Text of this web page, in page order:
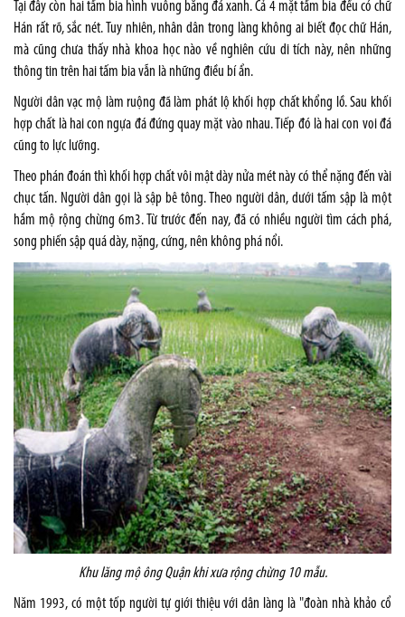
Tại đây còn hai tấm bia hình vuông bằng đá xanh. Cả 4 mặt tấm bia đều có chữ
Hán rất rõ, sắc nét. Tuy nhiên, nhân dân trong làng không ai biết đọc chữ Hán,
mà cũng chưa thấy nhà khoa học nào về nghiên cứu di tích này, nên những
thông tin trên hai tấm bia vẫn là những điều bí ẩn.
Người dân vạc mộ làm ruộng đã làm phát lộ khối hợp chất khổng lồ. Sau khối
hợp chất là hai con ngựa đá đứng quay mặt vào nhau. Tiếp đó là hai con voi đá
cũng to lực lưỡng.
Theo phán đoán thì khối hợp chất vôi mật dày nửa mét này có thể nặng đến vài
chục tấn. Người dân gọi là sập bê tông. Theo người dân, dưới tấm sập là một
hầm mộ rộng chừng 6m3. Từ trước đến nay, đã có nhiều người tìm cách phá,
song phiến sập quá dày, nặng, cứng, nên không phá nổi.
Khu lăng mộ ông Quận khi xưa rộng chừng 10 mẫu.
Năm 1993, có một tốp người tự giới thiệu với dân làng là "đoàn nhà khảo cổ